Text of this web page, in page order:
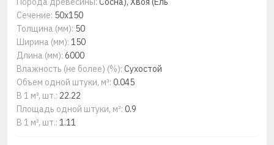
Сечение: 50x150
Толщина (мм): 50
Ширина (мм): 150
Длина (мм): 6000
Влажность (не более) (%): Сухостой
Объем одной штуки, м³: 0.045
В 1 м³, шт.: 22.22
Площадь одной штуки, м²: 0.9
В 1 м², шт.: 1.11